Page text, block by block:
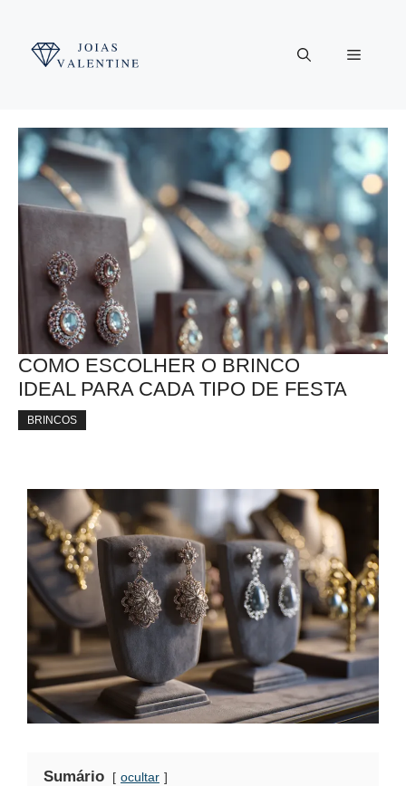
Menu
COMO ESCOLHER O BRINCO
IDEAL PARA CADA TIPO DE FESTA
BRINCOS
Sumário ocultar